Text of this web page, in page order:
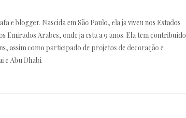
e blogger. Nascida em São Paulo, ela ja viveu nos Estados
Emirados Arabes, onde ja esta a 9 anos. Ela tem contribuído
assim como participado de projetos de decoração e
e Abu Dhabi.